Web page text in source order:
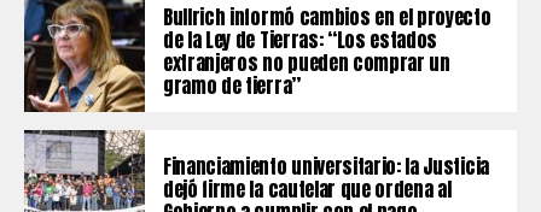
Bullrich informó cambios en el proyecto
de la Ley de Tierras: “Los estados
extranjeros no pueden comprar un
gramo de tierra”
Financiamiento universitario: la Justicia
dejó firme la cautelar que ordena al